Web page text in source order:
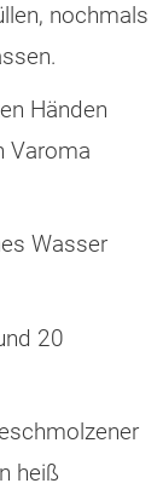
nochmals
Händen
Varoma
Wasser
20
heiß